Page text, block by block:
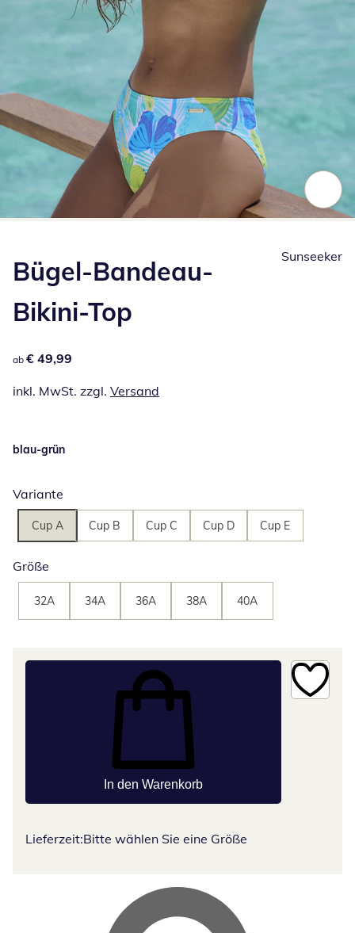
Bügel-Bandeau-
Bikini-Top
€ 49,99
ab € 49,99
inkl. MwSt. zzgl. Versand
Sunseeker
blau-grün
Variante
Cup A Cup B Cup C Cup D Cup E
Größe
32A 34A 36A 38A 40A
In den Warenkorb
Lieferzeit:Bitte wählen Sie eine Größe